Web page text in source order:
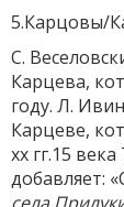
5.Карцовы/
С.
Карцева,
году. Л.
Карцеве,
хх гг.15
добавляет: